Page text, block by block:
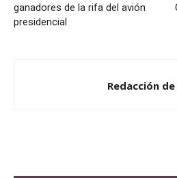
ganadores de la rifa del avión
presidencial
Redacción